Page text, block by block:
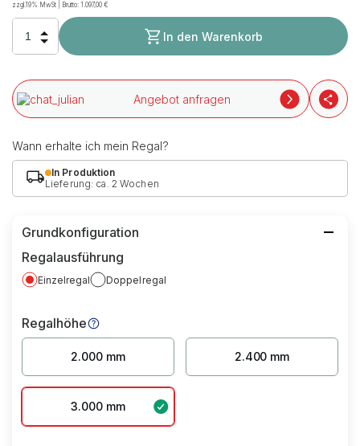
zzgl.19% MwSt | Brutto:1.097,00 €
In den Warenkorb
Angebot anfragen
Wann erhalte ich mein Regal?
In Produktion
Lieferung: ca. 2 Wochen
Grundkonfiguration
Regalausführung
Einzelregal Doppelregal
Regalhöhe
2.000 mm 2.400 mm
3.000 mm